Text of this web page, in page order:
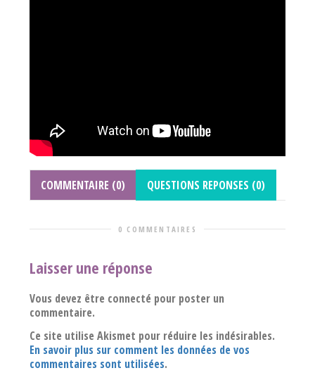
COMMENTAIRE (0) QUESTIONS REPONSES (0)
0 COMMENTAIRES
Laisser une réponse
Vous devez être connecté pour poster un
commentaire.
Ce site utilise Akismet pour réduire les indésirables.
En savoir plus sur comment les données de vos
commentaires sont utilisées.